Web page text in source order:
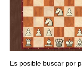
Es posible buscar por